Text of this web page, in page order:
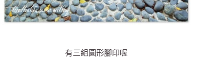
有三組圓形腳印喔